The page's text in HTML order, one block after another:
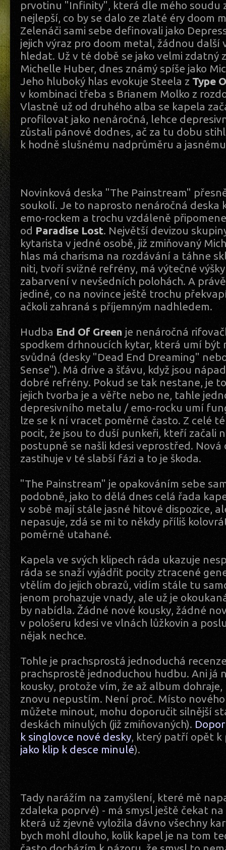
prvotinu "Infinity", která dle mého soudu
nejlepší, co by se dalo ze zlaté éry doom
Zelenáči sami sebe definovali jako
jejich výraz pro doom metal, žádnou další
hledat. Už v té době se jako velmi zdatný
Michelle Huber, dnes známý spíše jako
Jeho hluboký hlas evokuje Steela z Type
v kombinaci třeba s Brianem Molko z
Vlastně už od druhého alba se kapela
profilovat jako nenáročná, lehce
zůstali pánové dodnes, ač za tu dobu
k hodně slušnému nadprůměru a
Novinková deska "The Painstream"
soukolí. Je to naprosto nenáročná deska
emo-rockem a trochu vzdáleně
od Paradise Lost. Největší devizou
kytarista v jedné osobě, již zmiňovaný
hlas má charisma na rozdávání a táhne
niti, tvoří svižné refrény, má výtečné
zabarvení v nevšedních polohách. A
jediné, co na novince ještě trochu
ačkoli zahraná s příjemným nadhledem.
Hudba End Of Green je nenáročná
spodkem drhnoucích kytar, která umí být
svůdná (desky "Dead End Dreaming"
Sense"). Má drive a šťávu, když jsou
dobré refrény. Pokud se tak nestane, je
jejich tvorba je a věřte nebo ne, tahle
depresivního metalu / emo-rocku umí
lze se k ní vracet poměrně často. Z celé
pocit, že jsou to duší punkeři, kteří začali
postupně se našli kdesi veprostřed. Nová
zastihuje v té slabší fázi a to je škoda.
"The Painstream" je opakováním sebe
podobně, jako to dělá dnes celá řada
v sobě mají stále jasné hitové dispozice,
nepasuje, zdá se mi to někdy příliš
poměrně utahané.
Kapela ve svých klipech ráda ukazuje
ráda se snaží vyjádřit pocity ztracené
vtělím do jejich obrazů, vidím stále tu
jenom prohazuje vnady, ale už je
by nabídla. Žádné nové kousky, žádné
v pološeru kdesi ve vlnách lůžkovin a
nějak nechce.
Tohle je prachsprostá jednoduchá
prachsprostě jednoduchou hudbu. Ani já
kousky, protože vím, že až album
znovu nepustím. Není proč. Místo
můžete minout, mohu doporučit silnější
deskách minulých (již zmiňovaných).
k singlovce nové desky, který patří opět k
jako klip k desce minulé).
Tady narážím na zamyšlení, které mě
zdaleka poprvé) - má smysl ještě čekat
která už zjevně vyložila dávno všechny
bych mohl dlouho, kolik kapel je na tom